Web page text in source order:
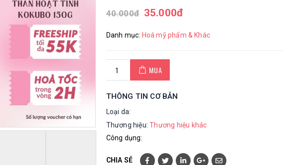
40.000đ 35.000đ
Danh mục: Hoá mỹ phẩm & Khác
MUA
THÔNG TIN CƠ BẢN
Loại da:
Thương hiệu:Thương hiệu khác
Công dụng:
CHIA SẺ